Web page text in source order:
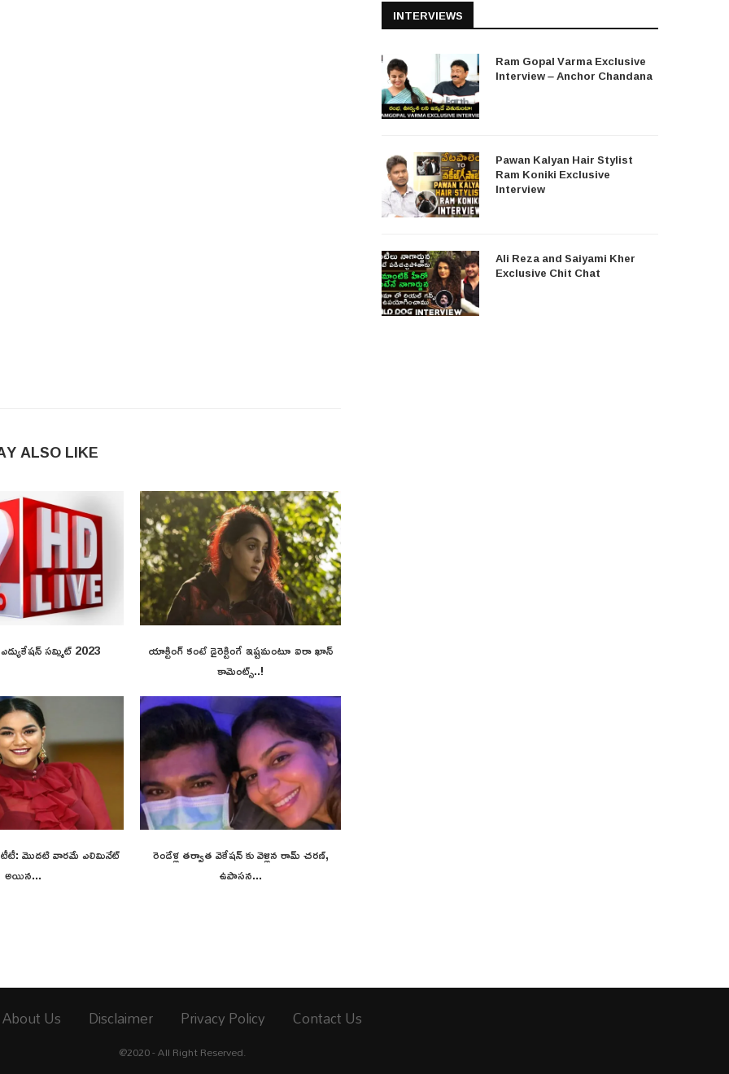
ALSO LIKE
సమ్మిట్ 2023
యాక్టింగ్ కంటే డైరెక్టింగే ఇష్టమంటూ ఐరా ఖాన్
కామెంట్స్..!
మొదటి వారమే ఎలిమినేట్
అయిన...
రెండేళ్ల తర్వాత వెకేషన్ కు వెళ్లిన రామ్ చరణ్,
ఉపాసన...
INTERVIEWS
Ram Gopal Varma Exclusive
Interview – Anchor Chandana
Pawan Kalyan Hair Stylist
Ram Koniki Exclusive
Interview
Ali Reza and Saiyami Kher
Exclusive Chit Chat
About Us Disclaimer Privacy Policy Contact Us
@2020 - All Right Reserved.